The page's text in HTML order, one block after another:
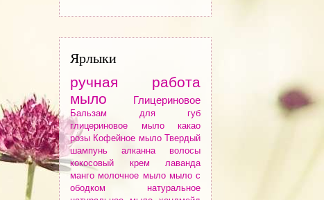
Ярлыки
ручная работа
мыло
Глицериновое
Бальзам для губ
глицериновое мыло какао
розы Кофейное мылоТвердый
шампунь алканнa волосы
кокосовый крем лаванда
мангомолочное мыло мыло с
ободком натуральное